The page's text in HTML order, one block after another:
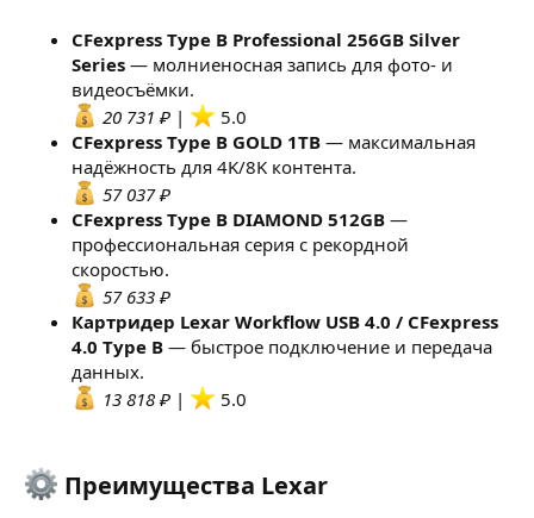
CFexpress Type B Professional 256GB Silver
Series — молниеносная запись для фото- и
видеосъёмки.
20 731 ₽ |
5.0
CFexpress Type B GOLD 1TB — максимальная
надёжность для 4K/8K контента.
57 037 ₽
CFexpress Type B DIAMOND 512GB —
профессиональная серия с рекордной
скоростью.
57 633 ₽
Картридер Lexar Workflow USB 4.0 / CFexpress
4.0 Type B — быстрое подключение и передача
данных.
13 818 ₽ | 5.0
Преимущества Lexar​